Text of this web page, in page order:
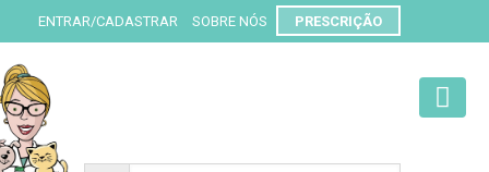
ENTRAR/CADASTRAR SOBRE NÓS PRESCRIÇÃO